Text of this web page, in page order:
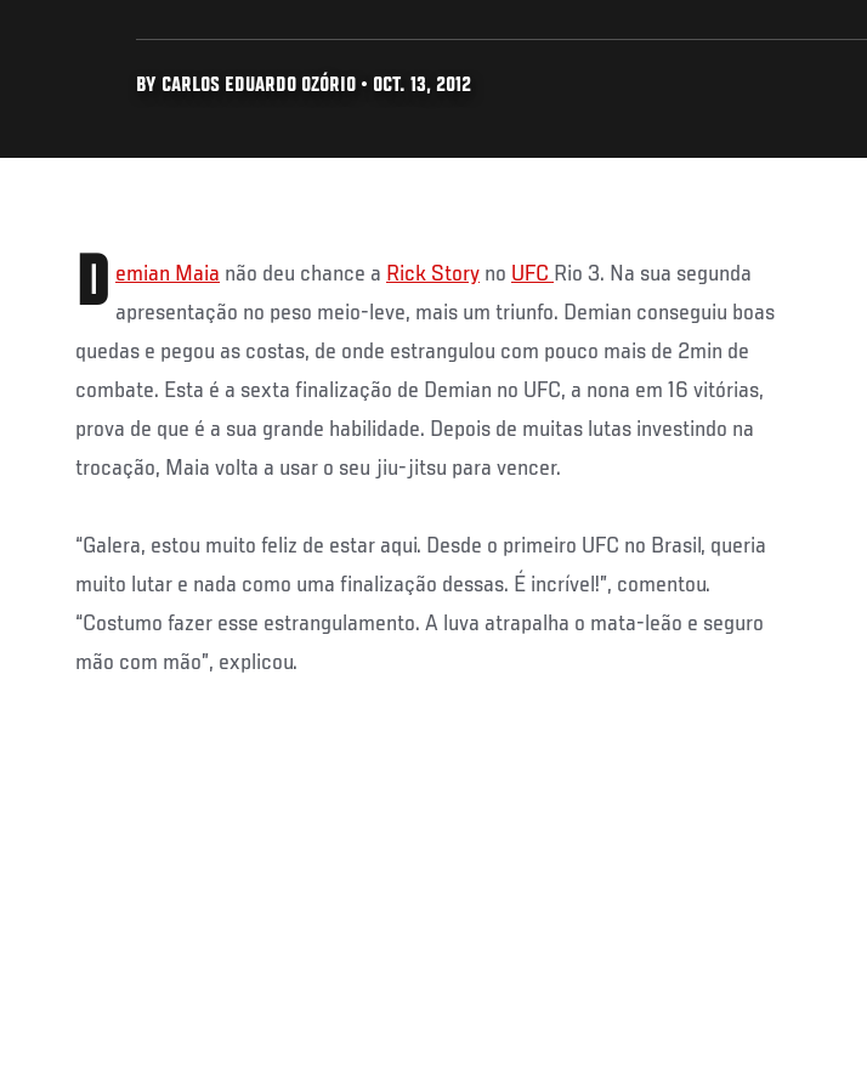
BY CARLOS EDUARDO OZÓRIO • OCT. 13, 2012
D emian Maia não deu chance a Rick Story no UFC Rio 3. Na sua segunda
apresentação no peso meio-leve, mais um triunfo. Demian conseguiu boas
quedas e pegou as costas, de onde estrangulou com pouco mais de 2min de
combate. Esta é a sexta finalização de Demian no UFC, a nona em 16 vitórias,
prova de que é a sua grande habilidade. Depois de muitas lutas investindo na
trocação, Maia volta a usar o seu jiu-jitsu para vencer.
“Galera, estou muito feliz de estar aqui. Desde o primeiro UFC no Brasil, queria
muito lutar e nada como uma finalização dessas. É incrível!”, comentou.
“Costumo fazer esse estrangulamento. A luva atrapalha o mata-leão e seguro
mão com mão”, explicou.